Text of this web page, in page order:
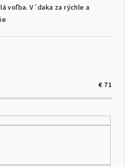
voľba. V´daka za rýchle a
€ 71